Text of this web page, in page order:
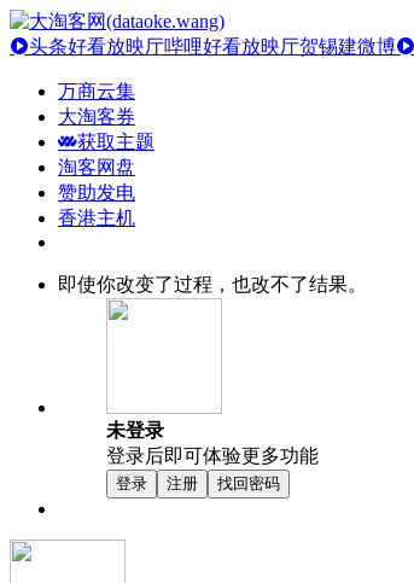
头条好看放映厅哔哩好看放映厅贺锡建微博
万商云集
大淘客券
获取主题
淘客网盘
赞助发电
香港主机
即使你改变了过程，也改不了结果。
未登录
登录后即可体验更多功能
登录 注册 找回密码